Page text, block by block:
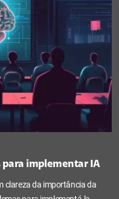
para implementar IA
clareza da importância da